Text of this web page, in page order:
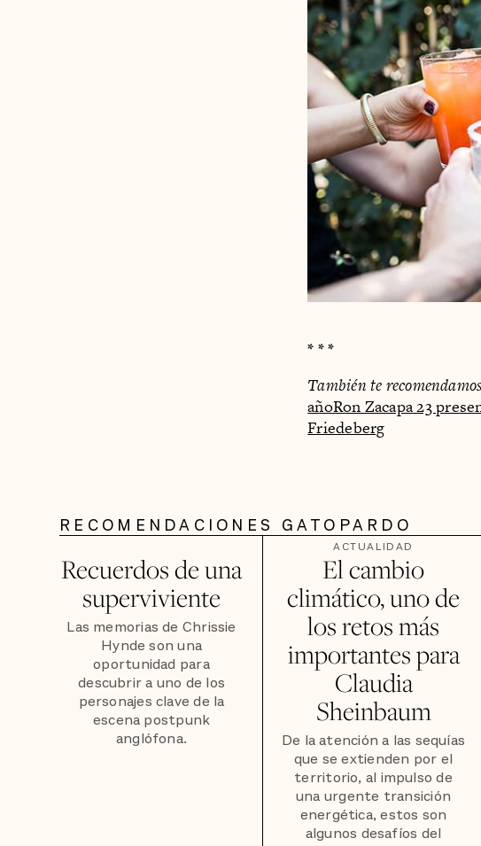
* * *
También te
añoRon Zacapa 23
Friedeberg
RECOMENDACIONES GATOPARDO
Recuerdos de una
superviviente
Las memorias de Chrissie
Hynde son una
oportunidad para
descubrir a uno de los
personajes clave de la
escena postpunk
anglófona.
ACTUALIDAD
El cambio
climático, uno de
los retos más
importantes para
Claudia
Sheinbaum
De la atención a las sequías
que se extienden por el
territorio, al impulso de
una urgente transición
energética, estos son
algunos desafíos del